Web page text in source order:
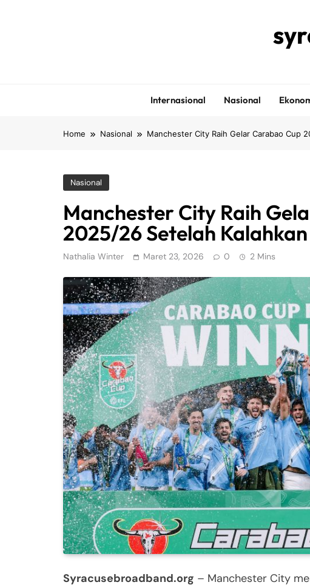
Internasional Nasional
Home Nasional Manchester City Raih Gelar Carabao Cup
Nasional
Manchester City Raih
2025/26 Setelah
Nathalia Winter Maret 23, 2026 0 2 Mins
Syracusebroadband.org – Manchester City